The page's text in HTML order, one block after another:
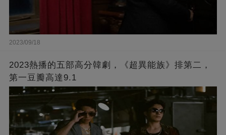
2023/09/18
2023熱播的五部高分韓劇，《超異能族》排第二，
第一豆瓣高達9.1